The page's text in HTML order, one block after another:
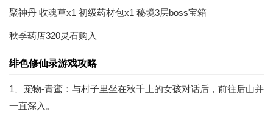
聚神丹 收魂草x1 初级药材包x1 秘境3层boss宝箱
秋季药店320灵石购入
绯色修仙录游戏攻略
1、宠物-青鸾：与村子里坐在秋千上的女孩对话后，前往后山并
一直深入。